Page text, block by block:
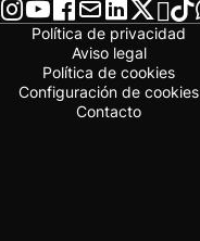
Política de privacidad
Aviso legal
Política de cookies
Configuración de cookies
Contacto